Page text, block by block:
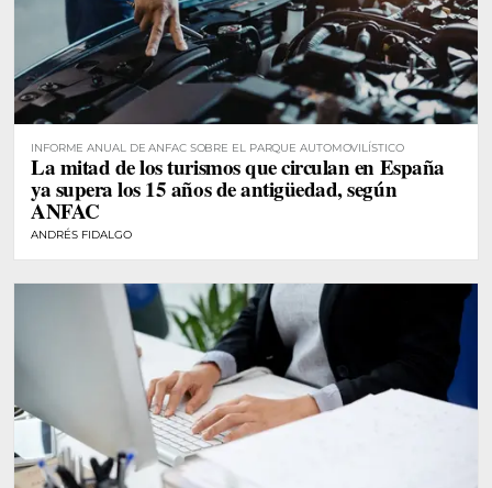
INFORME ANUAL DE ANFAC SOBRE EL PARQUE AUTOMOVILÍSTICO
La mitad de los turismos que circulan en España
ya supera los 15 años de antigüedad, según
ANFAC
ANDRÉS FIDALGO